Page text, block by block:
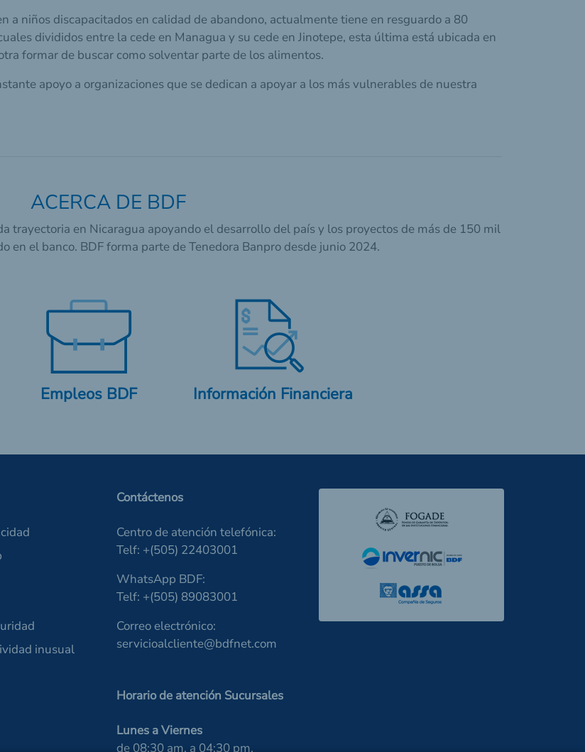
a niños discapacitados en calidad de abandono, actualmente tiene en resguardo a 80
divididos entre la cede en Managua y su cede en Jinotepe, esta última está ubicada en
formar de buscar como solventar parte de los alimentos.
apoyo a organizaciones que se dedican a apoyar a los más vulnerables de nuestra
ACERCA DE BDF
trayectoria en Nicaragua apoyando el desarrollo del país y los proyectos de más de 150 mil
en el banco. BDF forma parte de Tenedora Banpro desde junio 2024.
Empleos BDF Información Financiera
inusual
Contáctenos
Centro de atención telefónica:
Telf: +(505) 22403001
WhatsApp BDF:
Telf: +(505) 89083001
Correo electrónico:
servicioalcliente@bdfnet.com
Horario de atención Sucursales
Lunes a Viernes
de 08:30 am. a 04:30 pm.